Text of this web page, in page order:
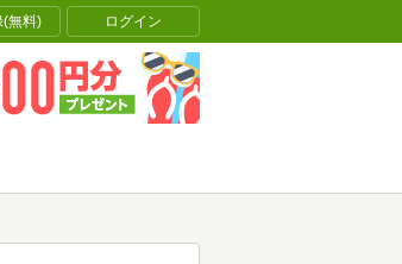
(無料) ログイン